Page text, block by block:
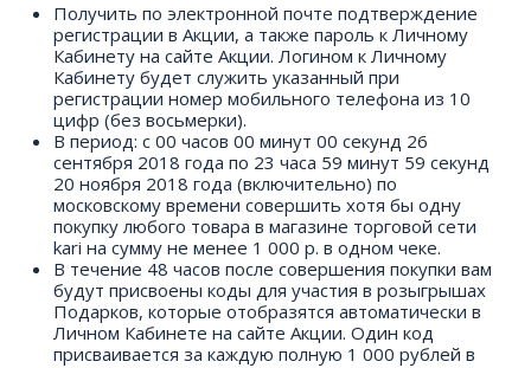
Получить по электронной почте подтверждение
регистрации в Акции, а также пароль к Личному
Кабинету на сайте Акции. Логином к Личному
Кабинету будет служить указанный при
регистрации номер мобильного телефона из 10
цифр (без восьмерки).
В период: с 00 часов 00 минут 00 секунд 26
сентября 2018 года по 23 часа 59 минут 59 секунд
20 ноября 2018 года (включительно) по
московскому времени совершить хотя бы одну
покупку любого товара в магазине торговой сети
kari на сумму не менее 1 000 р. в одном чеке.
В течение 48 часов после совершения покупки вам
будут присвоены коды для участия в розыгрышах
Подарков, которые отобразятся автоматически в
Личном Кабинете на сайте Акции. Один код
присваивается за каждую полную 1 000 рублей в